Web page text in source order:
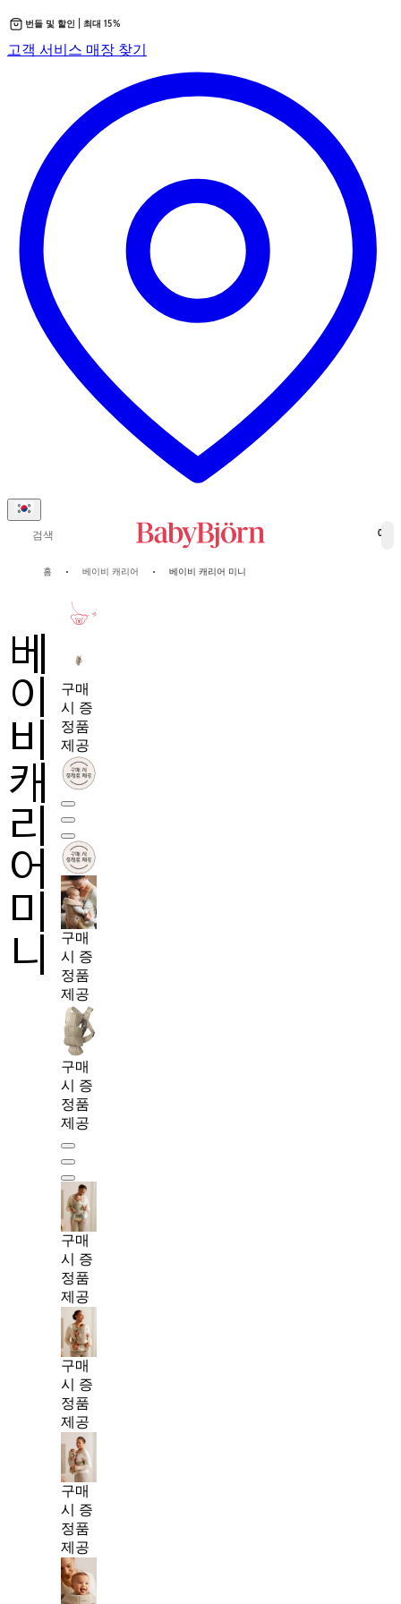
텐
가
기
번들 및 할인 | 최대 15%
고객 서비스 새
서
립
매장 찾기
검색 0
홈 베이비 캐리어 베이비 캐리어 미니
베
이
비
캐
리
어
미
니
보증
구매
시 증
정품
제공
구매
시 증
정품
제공
구매
시 증
정품
제공
구매
시 증
정품
제공
구매
시 증
정품
제공
구매
시 증
정품
제공